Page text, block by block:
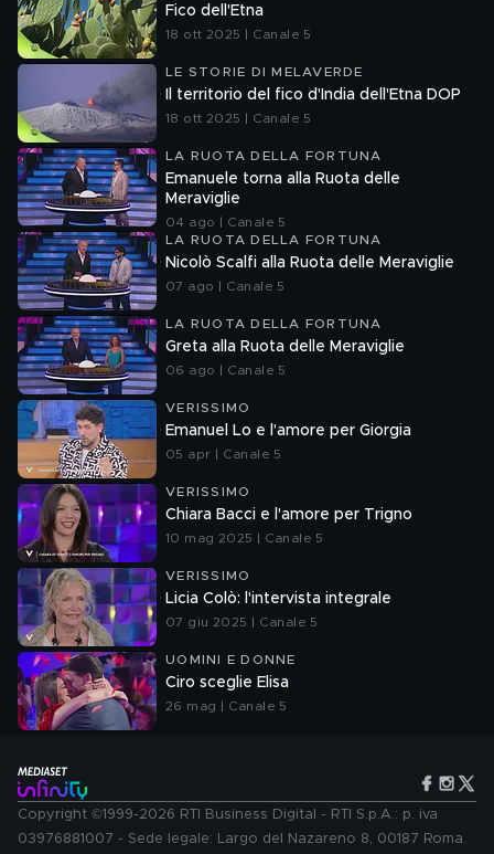
Fico dell'Etna
18 ott 2025 | Canale 5
LE STORIE DI MELAVERDE
Il territorio del fico d'India dell'Etna DOP
18 ott 2025 | Canale 5
LA RUOTA DELLA FORTUNA
Emanuele torna alla Ruota delle
Meraviglie
04 ago | Canale 5
LA RUOTA DELLA FORTUNA
Nicolò Scalfi alla Ruota delle Meraviglie
07 ago | Canale 5
LA RUOTA DELLA FORTUNA
Greta alla Ruota delle Meraviglie
06 ago | Canale 5
VERISSIMO
Emanuel Lo e l'amore per Giorgia
05 apr | Canale 5
VERISSIMO
Chiara Bacci e l'amore per Trigno
10 mag 2025 | Canale 5
VERISSIMO
Licia Colò: l'intervista integrale
07 giu 2025 | Canale 5
UOMINI E DONNE
Ciro sceglie Elisa
26 mag | Canale 5
Copyright ©1999-2026 RTI Business Digital - RTI S.p.A.: p. iva
03976881007 - Sede legale: Largo del Nazareno 8, 00187 Roma.